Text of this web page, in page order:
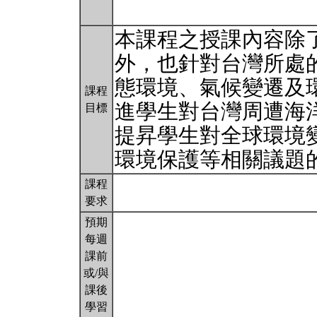
課程
目標
本課程之授課內容除
外，也針對台灣所處
態環境、氣候變遷及
進學生對台灣周遭海
提昇學生對全球環境
環境保護等相關議
課程
要求
預期
每週
課前
或/與
課後
學習